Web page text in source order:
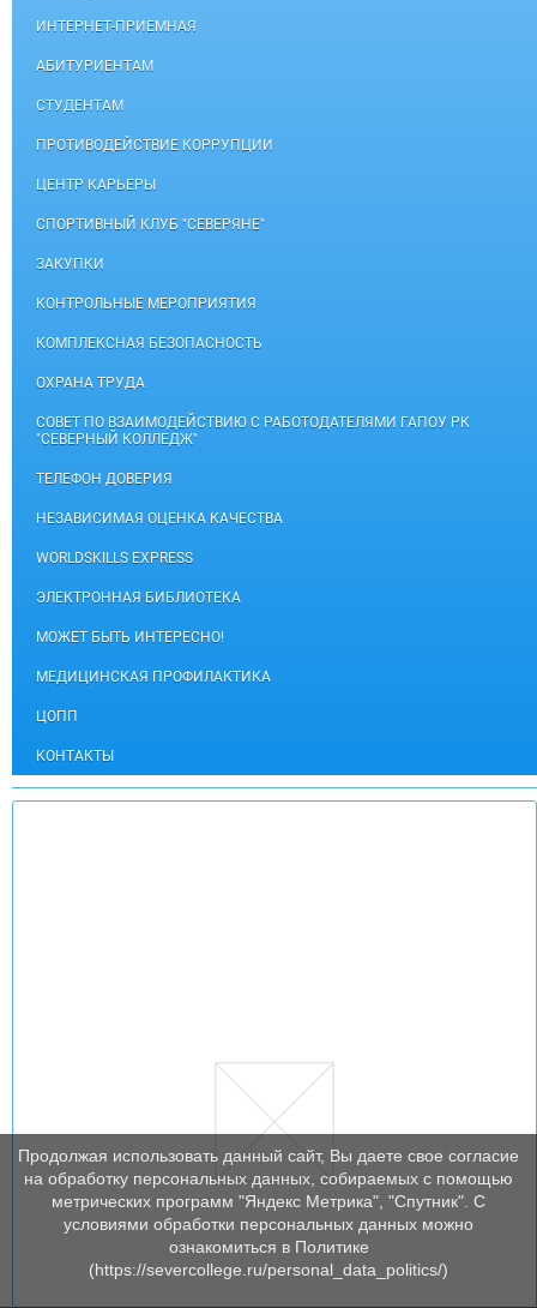
ИНТЕРНЕТ-ПРИЕМНАЯ
АБИТУРИЕНТАМ
СТУДЕНТАМ
ПРОТИВОДЕЙСТВИЕ КОРРУПЦИИ
ЦЕНТР КАРЬЕРЫ
СПОРТИВНЫЙ КЛУБ "СЕВЕРЯНЕ"
ЗАКУПКИ
КОНТРОЛЬНЫЕ МЕРОПРИЯТИЯ
КОМПЛЕКСНАЯ БЕЗОПАСНОСТЬ
ОХРАНА ТРУДА
СОВЕТ ПО ВЗАИМОДЕЙСТВИЮ С РАБОТОДАТЕЛЯМИ ГАПОУ РК
"СЕВЕРНЫЙ КОЛЛЕДЖ"
ТЕЛЕФОН ДОВЕРИЯ
НЕЗАВИСИМАЯ ОЦЕНКА КАЧЕСТВА
WORLDSKILLS EXPRESS
ЭЛЕКТРОННАЯ БИБЛИОТЕКА
МОЖЕТ БЫТЬ ИНТЕРЕСНО!
МЕДИЦИНСКАЯ ПРОФИЛАКТИКА
ЦОПП
КОНТАКТЫ
Продолжая использовать данный сайт, Вы даете свое согласие
на обработку персональных данных, собираемых с помощью
метрических программ "Яндекс Метрика", "Спутник". С
условиями обработки персональных данных можно
ознакомиться в Политике
(https://severcollege.ru/personal_data_politics/)